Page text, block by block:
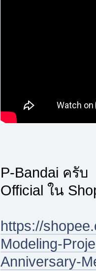
P-Bandai ครับ
Official ใน
https://
Modeling-
Anniversary-